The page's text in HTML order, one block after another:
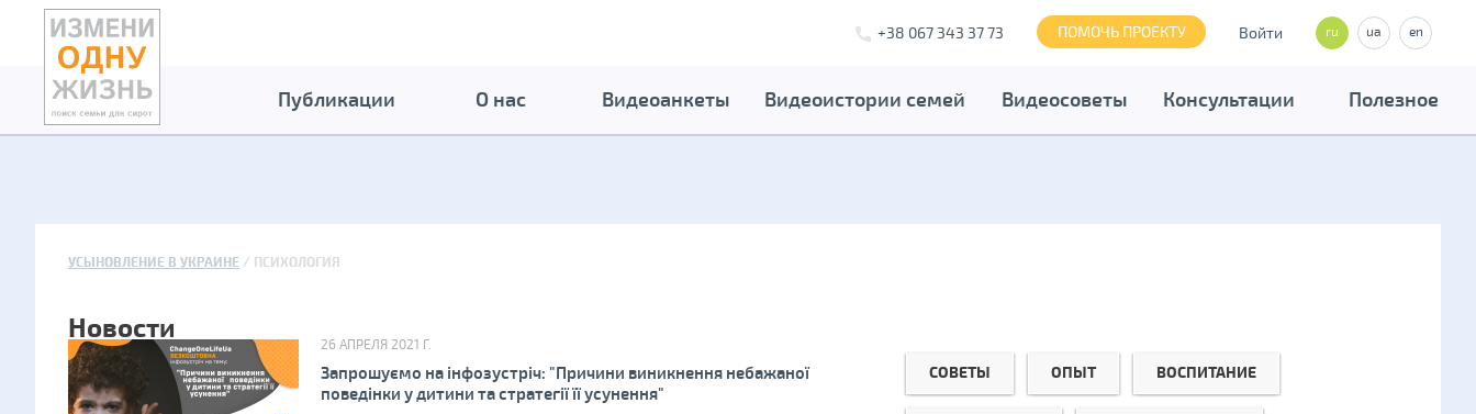
+38 067 343 37 73 ПОМОЧЬ ПРОЕКТУ Войти ru ua en
Публикации О нас Видеоанкеты Видеоистории семей Видеосоветы Консультации Полезное
УСЫНОВЛЕНИЕ В УКРАИНЕ ПСИХОЛОГИЯ
Новости
26 АПРЕЛЯ 2021 Г.
Запрошуємо на інфозустріч: "Причини виникнення небажаної
поведінки у дитини та стратегії її усунення"
СОВЕТЫ ОПЫТ ВОСПИТАНИЕ